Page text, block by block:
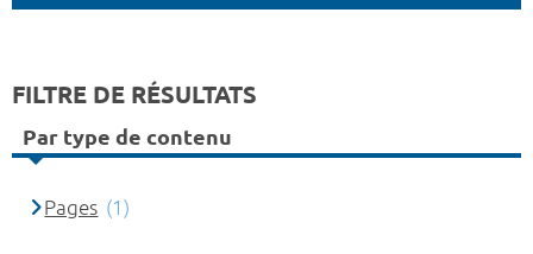
FILTRE DE RÉSULTATS
Par type de contenu
Pages (1)